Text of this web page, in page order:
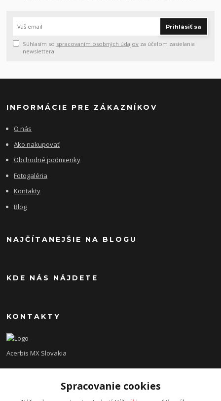
Prihlásiť sa
Súhlasím so spracovaním osobných údajov za účelom zasielania
newslettera.
INFORMÁCIE PRE ZÁKAZNÍKOV
O nás
Ako nakupovať
Obchodné podmienky
Fotogaléria
Kontakty
Blog
NAJČÍTANEJŠIE NA BLOGU
KDE NÁS NÁJDETE
KONTAKTY
Acerbis MX Slovakia
+421948260186
Tel. číslo je určené iba pre SMS !!!
Spracovanie cookies